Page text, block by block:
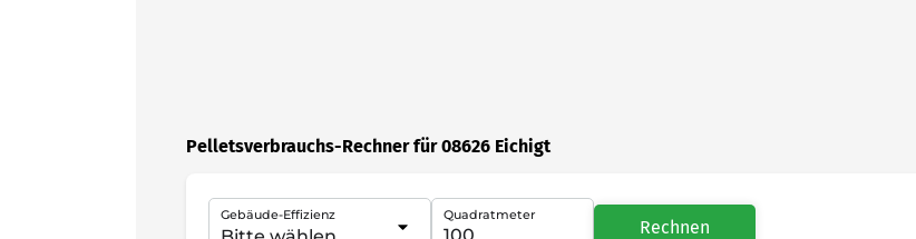
Pelletsverbrauchs-Rechner für 08626 Eichigt
Gebäude-Effizienz Quadratmeter
Rechnen